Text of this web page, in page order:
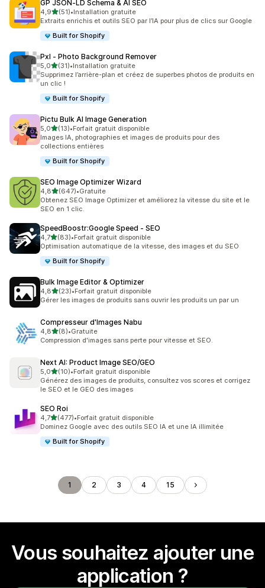
GP JSON‑LD Schema & AI SEO
4,9étoile(s) sur 5
(51)
51 avis au total
•Installation gratuite
Extraits enrichis et outils SEO par l’IA pour plus de clics sur Google
Built for Shopify
Pxl ‑ Photo Background Remover
5,0étoile(s) sur 5
(31)
31 avis au total
•Installation gratuite
Supprimez l’arrière-plan et créez de superbes photos de produits en
un clic !
Built for Shopify
Pictu Bulk AI Image Generation
5,0étoile(s) sur 5
(13)
13 avis au total
•Forfait gratuit disponible
Images IA, photographies et images de produits pour des
collections entières
Built for Shopify
SEO Image Optimizer Wizard
4,8étoile(s) sur 5
(647)
647 avis au total
•Gratuite
Obtenez SEO Image Optimizer et améliorez la vitesse du site et le
SEO en 1 clic.
SpeedBoostr:Google Speed ‑ SEO
4,7étoile(s) sur 5
(83)
83 avis au total
•Forfait gratuit disponible
Optimisation automatique de la vitesse, des images et du SEO
Built for Shopify
Bulk Image Editor & Optimizer
4,8étoile(s) sur 5
(23)
23 avis au total
•Forfait gratuit disponible
Gérer les images de produits sans ouvrir les produits un par un
Compresseur d'Images Nabu
4,8étoile(s) sur 5
(8)
8 avis au total
•Gratuite
Compression d'images sans perte pour vitesse et SEO.
Next AI: Product Image SEO/GEO
5,0étoile(s) sur 5
(10)
10 avis au total
•Forfait gratuit disponible
Générez des images de produits, consultez vos scores et corrigez
le SEO et le GEO des images
SEO Roi
4,7étoile(s) sur 5
(477)
477 avis au total
•Forfait gratuit disponible
Dominez Google avec des outils SEO IA et une IA illimitée
Built for Shopify
1 2 3 4 15
Vous souhaitez ajouter une
application ?